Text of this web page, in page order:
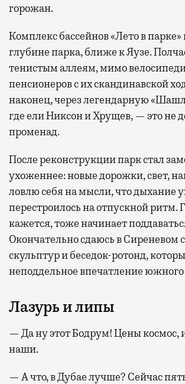
горожан.
Комплекс бассейнов «Лето в парке»
глубине парка, ближе к Яузе.
тенистым аллеям, мимо
пенсионеров с их скандинавской
наконец, через легендарную
где ели Никсон и Хрущев, — это не
променад.
После реконструкции парк стал
ухоженнее: новые дорожки, свет,
ловлю себя на мысли, что дыхание
перестроилось на отпускной ритм.
кажется, тоже начинает
Окончательно сдаюсь в Сиреневом
скульптур и беседок-ротонд,
неподдельное впечатление южного
Лазурь и липы
— Да ну этот Бодрум! Цены космос,
наши.
— А что, в Дубае лучше? Сейчас